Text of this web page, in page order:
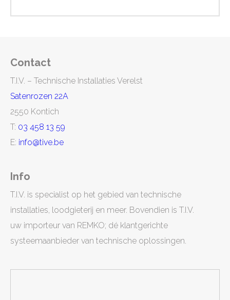
Contact
T.I.V. – Technische Installaties Verelst
Satenrozen 22A
2550 Kontich
T: 03 458 13 59
E: info@tive.be
Info
T.I.V. is specialist op het gebied van technische
installaties, loodgieterij en meer. Bovendien is T.I.V.
uw importeur van REMKO; dé klantgerichte
systeemaanbieder van technische oplossingen.